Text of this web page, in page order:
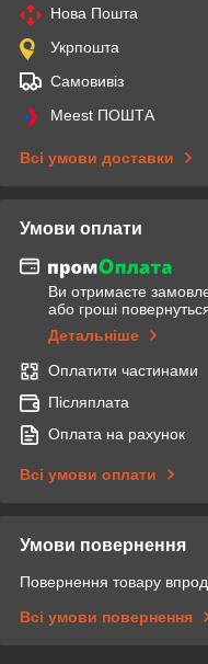
Нова Пошта
Укрпошта
Самовивіз
Meest ПОШТА
Всі умови доставки
Умови оплати
Ви отримаєте
або гроші
Детальніше
Оплатити частинами
Післяплата
Оплата на рахунок
Всі умови оплати
Умови повернення
Повернення товару
Всі умови повернення